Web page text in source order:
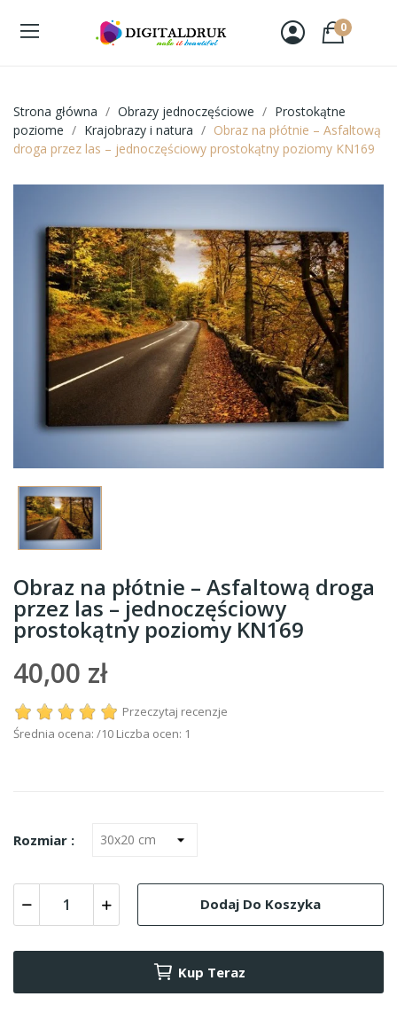
0
Strona główna Obrazy jednoczęściowe
Prostokątne
poziome
Krajobrazy i natura
Obraz na płótnie – Asfaltową
droga przez las – jednoczęściowy prostokątny poziomy KN169
Obraz na płótnie – Asfaltową droga
przez las – jednoczęściowy
prostokątny poziomy KN169
40,00 zł
Przeczytaj recenzje
Średnia ocena: /10 Liczba ocen: 1
Rozmiar :
Dodaj Do Koszyka
Kup Teraz